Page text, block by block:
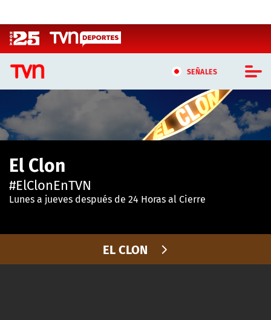
SEÑALES
CASTING MASTERCHEF CHILE
CASTING TVN VERTICAL
TVN VERTICAL
TVN PLAY
El Clon
#ElClonEnTVN
Lunes a jueves después de 24 Horas al Cierre
EL CLON